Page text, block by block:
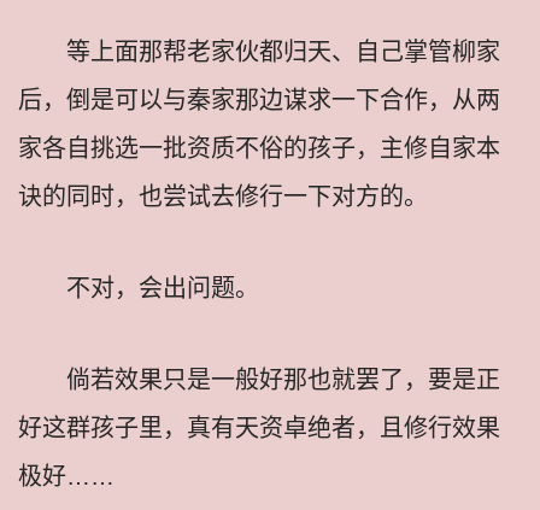
等上面那帮老家伙都归天、自己掌管柳家
后，倒是可以与秦家那边谋求一下合作，从两
家各自挑选一批资质不俗的孩子，主修自家本
诀的同时，也尝试去修行一下对方的。
不对，会出问题。
倘若效果只是一般好那也就罢了，要是正
好这群孩子里，真有天资卓绝者，且修行效果
极好……